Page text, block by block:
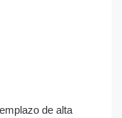
de alta